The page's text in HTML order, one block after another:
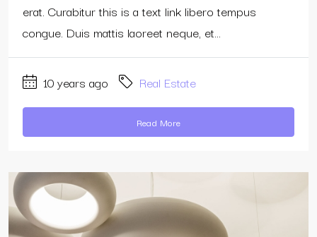
erat. Curabitur this is a text link libero tempus
congue. Duis mattis laoreet neque, et...
10 years ago Real Estate
Read More